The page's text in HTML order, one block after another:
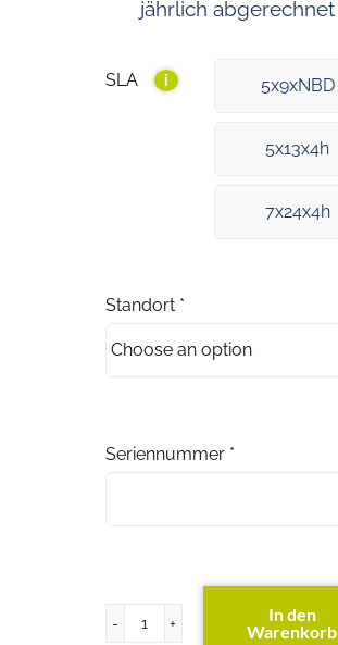
jährlich abgerechnet
SLA i 5x9xNBD
5x13x4h
7x24x4h
Standort *
Seriennummer *
ProLiant
In den
Warenkorb